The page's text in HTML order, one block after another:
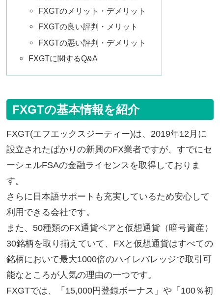
FXGTのメリット・デメリット
FXGTの良い評判・メリット
FXGTの悪い評判・デメリット
FXGTに関するQ&A
FXGTの基本情報を紹介
FXGT(エフエックスジーティー)は、2019年12月に
設立されたばかりの新興のFX業者ですが、すでにセ
ーシェルFSAの金融ライセンスを取得しておりま
す。
さらに日本語サポートも充実しているため安心して
利用できる会社です。
また、50種類のFX通貨ペアと仮想通貨（暗号資産）
30銘柄を取り揃えていて、FXと仮想通貨はすべての
銘柄において最大1000倍のハイレバレッジで取引可
能なところが人気の理由の一つです。
FXGTでは、「15,000円登録ボーナス」や「100％初